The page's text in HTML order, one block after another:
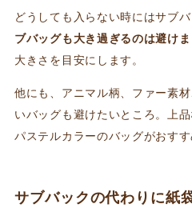
どうしても入らない時にはサブ
ブバッグも大き過ぎるのは避けま
大きさを目安にします。
他にも、アニマル柄、ファー素
いバッグも避けたいところ。上
パステルカラーのバッグがおすす
サブバックの代わりに紙